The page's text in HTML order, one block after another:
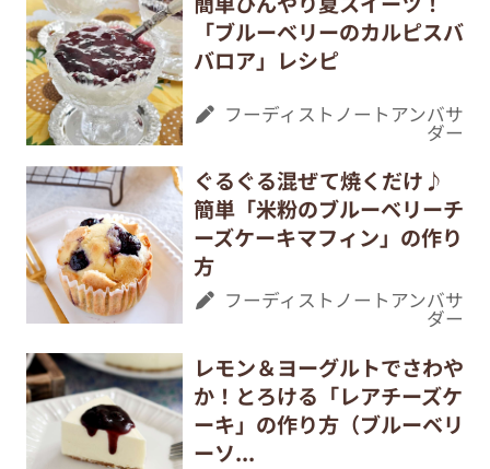
「ブルーベリーのカルピスバ
バロア」レシピ
フーディストノートアンバサ
ダー
ぐるぐる混ぜて焼くだけ♪
簡単「米粉のブルーベリーチ
ーズケーキマフィン」の作り
方
フーディストノートアンバサ
ダー
レモン＆ヨーグルトでさわや
か！とろける「レアチーズケ
ーキ」の作り方（ブルーベリ
ーソ...